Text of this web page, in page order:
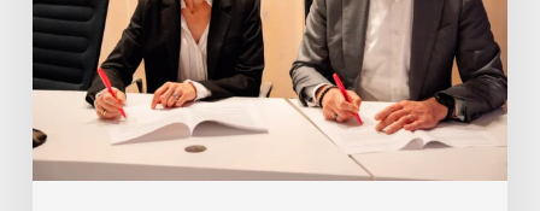
:
la
CDEFI
signe
un